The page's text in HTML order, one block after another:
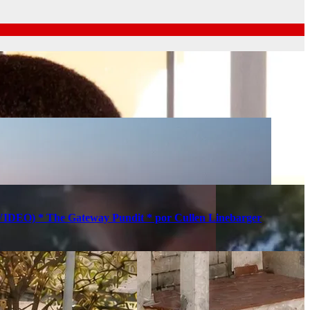
* The Gateway Pundit * por Cullen Linebarger